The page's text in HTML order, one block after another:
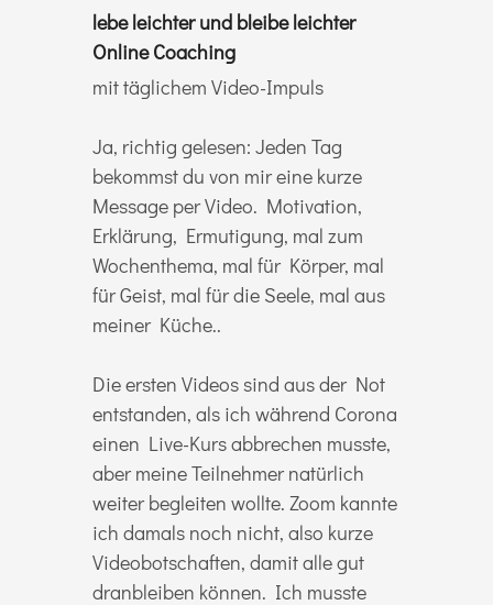
lebe leichter und bleibe leichter
Online Coaching
mit täglichem Video-Impuls
Ja, richtig gelesen: Jeden Tag
bekommst du von mir eine kurze
Message per Video. Motivation,
Erklärung, Ermutigung, mal zum
Wochenthema, mal für Körper, mal
für Geist, mal für die Seele, mal aus
meiner Küche..
Die ersten Videos sind aus der Not
entstanden, als ich während Corona
einen Live-Kurs abbrechen musste,
aber meine Teilnehmer natürlich
weiter begleiten wollte. Zoom kannte
ich damals noch nicht, also kurze
Videobotschaften, damit alle gut
dranbleiben können. Ich musste